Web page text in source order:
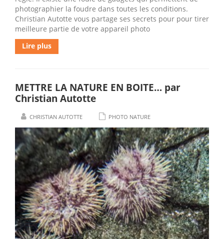
photographier la foudre dans toutes les conditions.
Christian Autotte vous partage ses secrets pour pour tirer
meilleure partie de votre appareil photo
Lire plus
METTRE LA NATURE EN BOITE… par
Christian Autotte
CHRISTIAN AUTOTTE PHOTO NATURE